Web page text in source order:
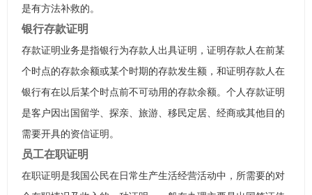
是有方法补救的。
银行存款证明
存款证明业务是指银行为存款人出具证明，证明存款人在前某
个时点的存款余额或某个时期的存款发生额，和证明存款人在
银行有在以后某个时点前不可动用的存款余额。个人存款证明
是客户因出国留学、探亲、旅游、移民定居、经商或其他目的
需要开具的资信证明。
员工在职证明
在职证明是我国公民在日常生产生活经营活动中，所需要的对